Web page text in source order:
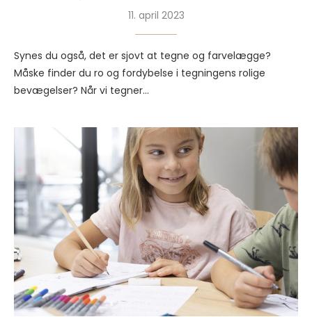
11. april 2023
Synes du også, det er sjovt at tegne og farvelægge?
Måske finder du ro og fordybelse i tegningens rolige
bevægelser? Når vi tegner…